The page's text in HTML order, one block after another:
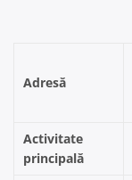
Adresă
Activitate
principală